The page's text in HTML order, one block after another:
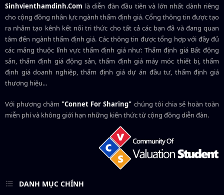
Sinhvienthamdinh.Com là diễn đàn đầu tiên và lớn nhất dành riêng
cho cộng đồng nhân lực ngànhthẩm định giá. Cổng thông tin được tạo
ra nhằm tạo kênh kết nối tri thức cho tất cả các bạn đã và đang quan
tâm đến ngành thẩm định giá. Các thông tin được tổng hợp với đầy đủ
các mảng thuộc lĩnh vực thẩm định giá như: Thẩm định giá Bất động
sản, thẩm định giá động sản, thẩm định giá máy móc thiết bị, thẩm
định giá doanh nghiệp, thẩm định giá dự án đầu tư, thẩm định giá
thương hiệu...
Với phương châm"Connet For Sharing" chúng tôi chia sẻ hoàn toàn
miễn phí và không giới hạn những kiến thức từ cộng đồng diễn đàn.
DANH MỤC CHÍNH